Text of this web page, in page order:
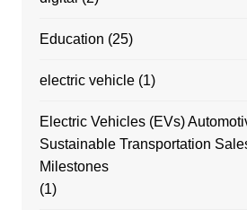
Education (25)
electric vehicle(1)
Electric Vehicles (EVs)
Sustainable Transportation
Milestones
(1)